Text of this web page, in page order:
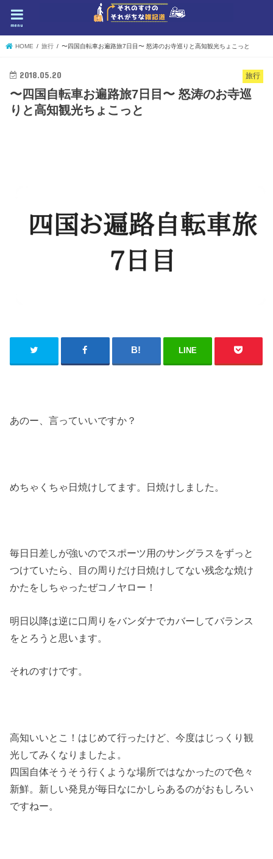
menu
HOME 旅行 〜四国自転車お遍路旅7日目〜 怒涛のお寺巡りと高知観光ちょこっと
旅行
2018.05.20
〜四国自転車お遍路旅7日目〜 怒涛のお寺巡
りと高知観光ちょこっと
LINE
あのー、言っていいですか？
めちゃくちゃ日焼けしてます。日焼けしました。
毎日日差しが強いのでスポーツ用のサングラスをずっと
つけていたら、目の周りだけ日焼けしてない残念な焼け
かたをしちゃったぜコノヤロー！
明日以降は逆に口周りをバンダナでカバーしてバランス
をとろうと思います。
それのすけです。
高知いいとこ！はじめて行ったけど、今度はじっくり観
光してみくなりましたよ。
四国自体そうそう行くような場所ではなかったので色々
新鮮。新しい発見が毎日なにかしらあるのがおもしろい
ですねー。